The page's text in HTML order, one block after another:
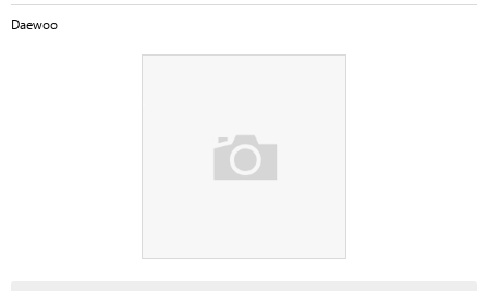
Daewoo